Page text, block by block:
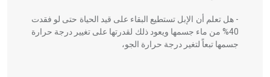
- هل تعلم أن الإبل تستطيع البقاء على قيد الحياة حتى لو فقدت
40% من ماء جسمها ويعود ذلك لقدرتها على تغيير درجة حرارة
جسمها تبعاً لتغير درجة حرارة الجو،